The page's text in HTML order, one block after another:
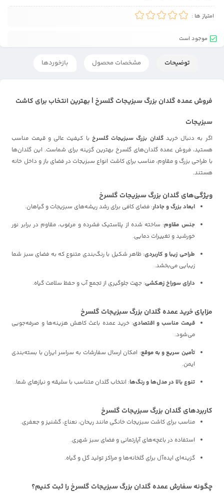
امتیاز ها :
موجود است
توضیحات مشخصات محصول بازخوردها
فروش عمده گلدان بزرگ سبزیجات گلسرخ | بهترین انتخاب برای کاشت
سبزیجات
اگر به دنبال خریدگلدان بزرگ سبزیجات گلسرخ با کیفیت عالی و قیمت مناسب
هستید، فروش عمده گلدان‌های گلسرخ بهترین گزینه برای شماست. این گلدان‌ها
با طراحی بزرگ و مقاوم، مناسب برای کاشت انواع سبزیجات در فضای باز و داخل خانه
هستند.
ویژگی‌های گلدان بزرگ سبزیجات گلسرخ
ابعاد بزرگ و جادار: فضای کافی برای رشد ریشه‌های سبزیجات و گیاهان.
جنس مقاوم: ساخته شده از پلاستیک فشرده و مرغوب، مقاوم در برابر نور
خورشید و تغییرات دمایی.
طراحی زیبا و کاربردی: ظاهر شکیل با رنگ‌بندی متنوع که به فضای سبز شما
زیبایی می‌بخشد.
دارای سوراخ زهکشی: جهت جلوگیری از تجمع آب و حفظ سلامت گیاه.
مزایای خرید عمده گلدان بزرگ سبزیجات گلسرخ
قیمت مناسب و اقتصادی: خرید عمده باعث کاهش هزینه‌ها و صرفه‌جویی
می‌شود.
تأمین سریع و به موقع: امکان ارسال سفارشات به سراسر ایران با بسته‌بندی
ایمن.
تنوع بالا در مدل‌ها و رنگ‌ها: انتخاب گلدان متناسب با سلیقه و نیازهای شما.
کاربردهای گلدان بزرگ سبزیجات گلسرخ
مناسب برای کاشت سبزیجات خانگی مانند ریحان، نعناع، گشنیز و جعفری.
استفاده در باغچه‌های آپارتمانی و فضای سبز شهری.
گزینه‌ای ایده‌آل برای گلخانه‌ها و مراکز تولید گل و گیاه.
چگونه سفارش عمده گلدان بزرگ سبزیجات گلسرخ را ثبت کنیم؟